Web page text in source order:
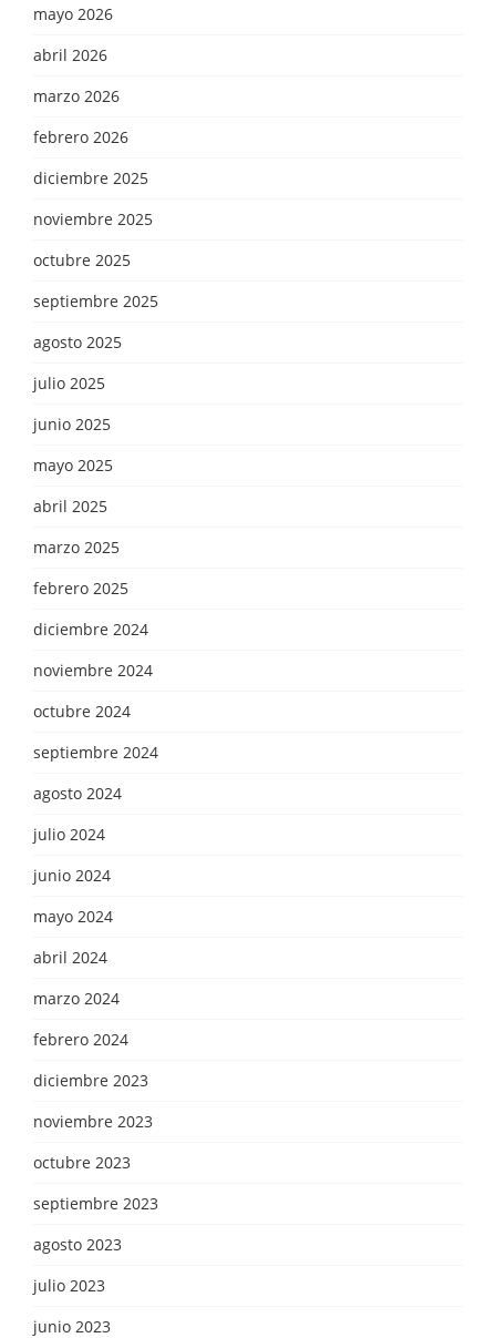
mayo 2026
abril 2026
marzo 2026
febrero 2026
diciembre 2025
noviembre 2025
octubre 2025
septiembre 2025
agosto 2025
julio 2025
junio 2025
mayo 2025
abril 2025
marzo 2025
febrero 2025
diciembre 2024
noviembre 2024
octubre 2024
septiembre 2024
agosto 2024
julio 2024
junio 2024
mayo 2024
abril 2024
marzo 2024
febrero 2024
diciembre 2023
noviembre 2023
octubre 2023
septiembre 2023
agosto 2023
julio 2023
junio 2023